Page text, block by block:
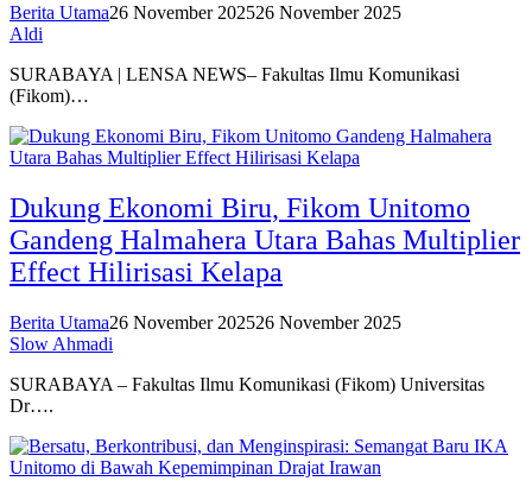
Berita Utama26 November 202526 November 2025
Aldi
SURABAYA | LENSA NEWS– Fakultas Ilmu Komunikasi
(Fikom)…
Dukung Ekonomi Biru, Fikom Unitomo
Gandeng Halmahera Utara Bahas Multiplier
Effect Hilirisasi Kelapa
Berita Utama26 November 202526 November 2025
Slow Ahmadi
SURABAYA – Fakultas Ilmu Komunikasi (Fikom) Universitas
Dr….